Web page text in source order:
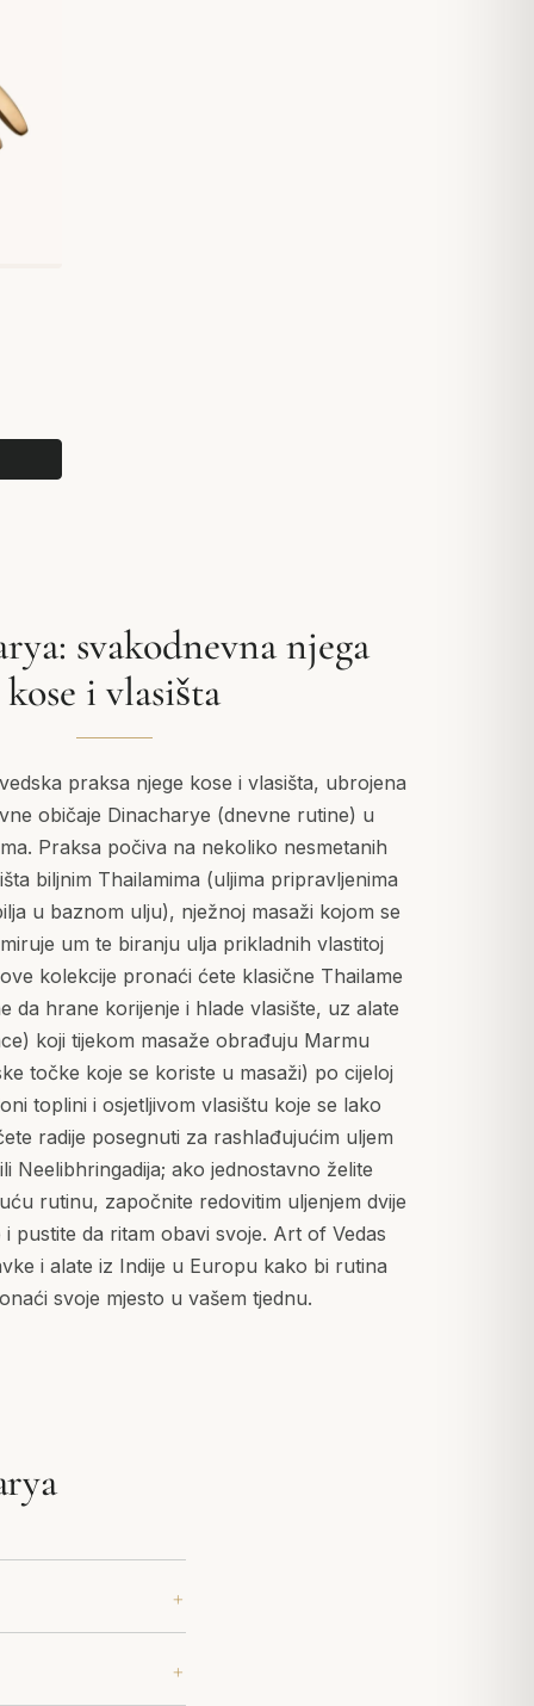
svakodnevna njega
kose i vlasišta
praksa njege kose i vlasišta, ubrojena
običaje Dinacharye (dnevne rutine) u
Praksa počiva na nekoliko nesmetanih
biljnim Thailamima (uljima pripravljenima
u baznom ulju), nježnoj masaži kojom se
um te biranju ulja prikladnih vlastitoj
kolekcije pronaći ćete klasične Thailame
da hrane korijenje i hlade vlasište, uz alate
koji tijekom masaže obrađuju Marmu
točke koje se koriste u masaži) po cijeloj
toplini i osjetljivom vlasištu koje se lako
radije posegnuti za rashlađujućim uljem
Neelibhringadija; ako jednostavno želite
rutinu, započnite redovitim uljenjem dvije
pustite da ritam obavi svoje. Art of Vedas
i alate iz Indije u Europu kako bi rutina
svoje mjesto u vašem tjednu.